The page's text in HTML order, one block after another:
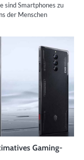
sind Smartphones zu
der Menschen
Gaming-